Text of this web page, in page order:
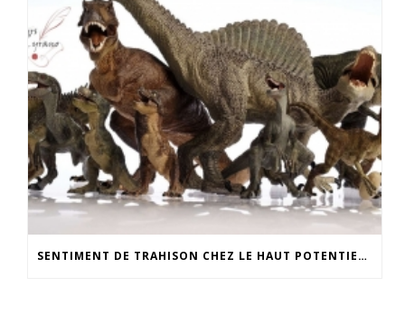
SENTIMENT DE TRAHISON CHEZ LE HAUT POTENTIEL : « MAIS LES REPTILES, ÇA N’EXISTE PAS… »